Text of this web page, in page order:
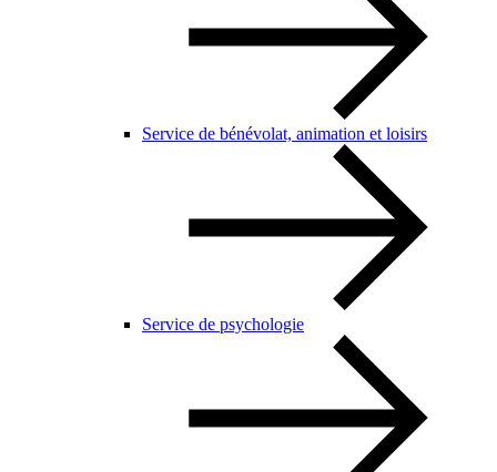
Service de bénévolat, animation et loisirs
Service de psychologie